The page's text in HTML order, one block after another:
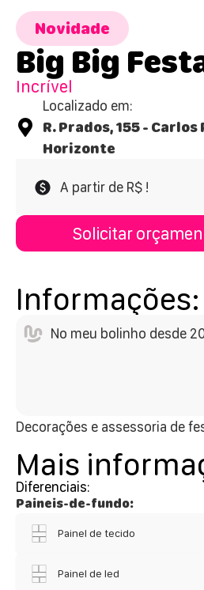
Novidade
Big Big
Incrível
Localizado em:
R. Prados, 155 -
Horizonte
A partir de R$ !
Solicitar
Informações:
No meu bolinho desde
Decorações e assessoria de
Mais
Diferenciais:
Paineis-de-fundo:
Painel de tecido
Painel de led